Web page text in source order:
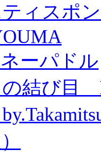
ィスポ
ーパドル
結び目